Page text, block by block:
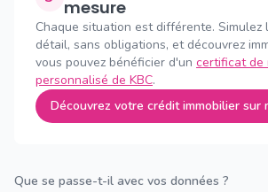
mesure
Chaque situation est différente. Simulez
détail, sans obligations, et découvrez
vous pouvez bénéficier d'un certificat de
personnalisé de KBC.
Découvrez votre crédit immobilier sur
Que se passe-t-il avec vos données ?